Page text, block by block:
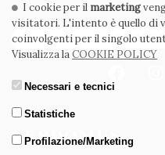
ISCRIVITI
I cookie per il marketing
visitatori. L'intento è quello di
coinvolgenti per il singolo
Visualizza laCOOKIE POLICY
Necessari e tecnici
Statistiche
Profilazione/Marketing